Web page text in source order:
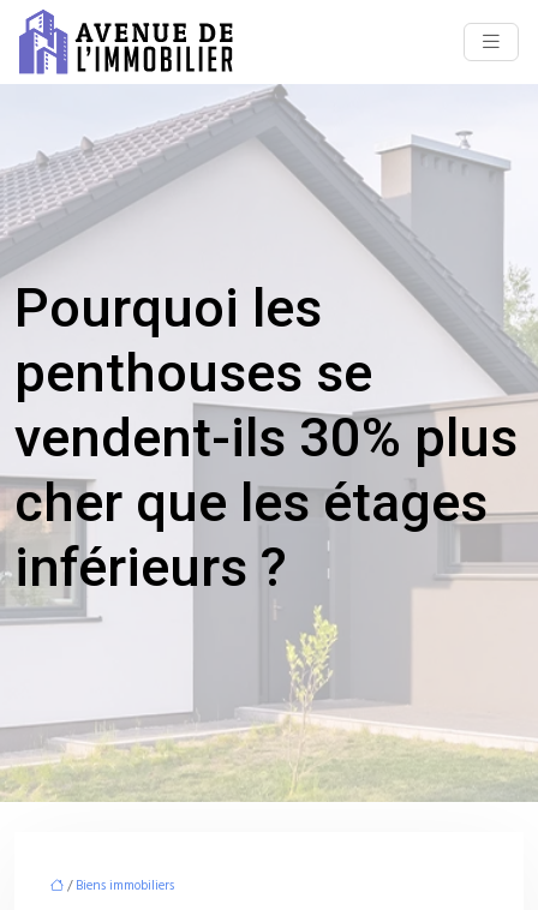
Pourquoi les
penthouses se
vendent-ils 30% plus
cher que les étages
inférieurs ?
/Biens immobiliers